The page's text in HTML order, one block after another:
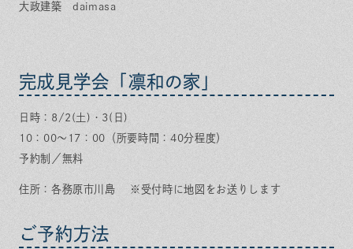
大政建築 daimasa
完成見学会「凛和の家」
日時：8/2(土)・3(日)
10：00～17：00（所要時間：40分程度）
予約制／無料
住所：各務原市川島 ※受付時に地図をお送りします
ご予約方法